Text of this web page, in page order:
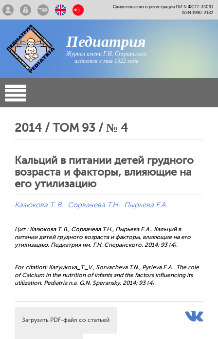
Свидетельство о регистрации ПИ N ФС77-34091
ISSN 1990-2182
Педиатрия
Журнал имени Г.Н. Сперанского
издается с мая 1922 года
2014 / ТОМ 93 / № 4
Кальций в питании детей грудного
возраста и факторы, влияющие на
его утилизацию
Казюкова Т. В. Сорвачева Т.Н. Пырьева Е.А.
Цит.: Казюкова Т. В., Сорвачева Т.Н., Пырьева Е.А.. Кальций в
питании детей грудного возраста и факторы, влияющие на его
утилизацию. Педиатрия им. Г.Н. Сперанского. 2014; 93 (4).
For citation: Kazyukova_T._V., Sorvacheva T.N., Pyrieva E.A.. The role
of Calcium in the nutrition of infants and the factors influencing its
utilization. Pediatria n.a. G.N. Speransky. 2014; 93 (4).
Загрузить PDF-файл со статьей